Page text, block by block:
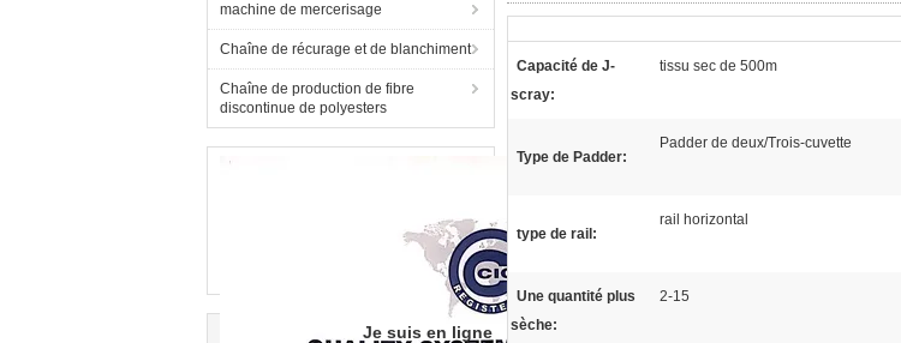
machine de mercerisage
Chaîne de récurage et de blanchiment
Chaîne de production de fibre
discontinue de polyesters
Je suis en ligne
Capacité de J-
scray:
tissu sec de 500m
Type de Padder:
Padder de deux/Trois-cuvette
type de rail:
rail horizontal
Une quantité plus
sèche:
2-15